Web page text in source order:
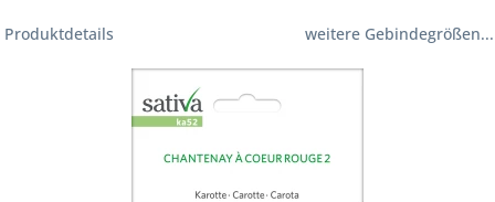
Produktdetails weitere Gebindegrößen...